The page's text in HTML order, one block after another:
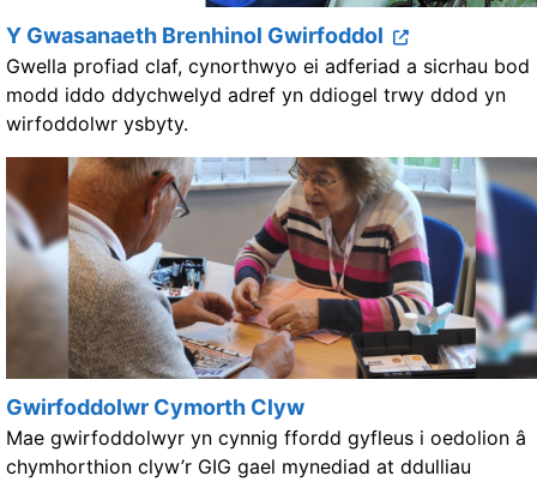
Y Gwasanaeth Brenhinol Gwirfoddol
Gwella profiad claf, cynorthwyo ei adferiad a sicrhau bod
modd iddo ddychwelyd adref yn ddiogel trwy ddod yn
wirfoddolwr ysbyty.
Gwirfoddolwr Cymorth Clyw
Mae gwirfoddolwyr yn cynnig ffordd gyfleus i oedolion â
chymhorthion clyw’r GIG gael mynediad at ddulliau